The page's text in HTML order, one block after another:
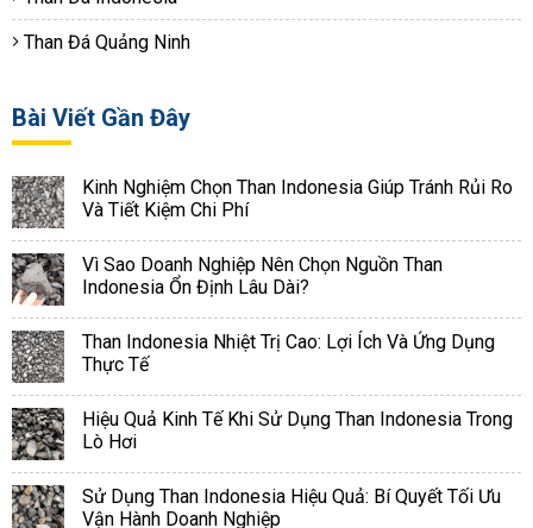
Than Đá Quảng Ninh
Bài Viết Gần Đây
Kinh Nghiệm Chọn Than Indonesia Giúp Tránh Rủi Ro
Và Tiết Kiệm Chi Phí
Vì Sao Doanh Nghiệp Nên Chọn Nguồn Than
Indonesia Ổn Định Lâu Dài?
Than Indonesia Nhiệt Trị Cao: Lợi Ích Và Ứng Dụng
Thực Tế
Hiệu Quả Kinh Tế Khi Sử Dụng Than Indonesia Trong
Lò Hơi
Sử Dụng Than Indonesia Hiệu Quả: Bí Quyết Tối Ưu
Vận Hành Doanh Nghiệp